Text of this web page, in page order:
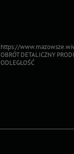
https://
OBRÓT DETALICZNY
ODLEGŁOŚĆ